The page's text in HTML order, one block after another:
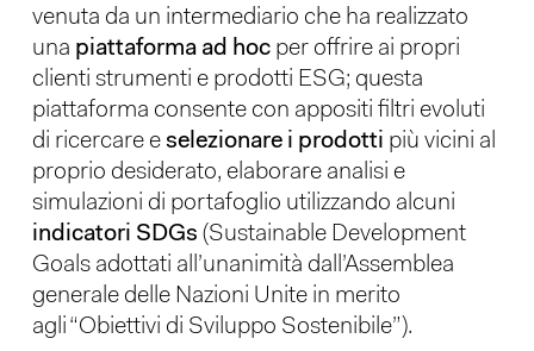
venuta da un intermediario che ha realizzato
una piattaforma ad hocper offrire ai propri
clienti strumenti e prodotti ESG; questa
piattaforma consente con appositi filtri evoluti
di ricercare e selezionare i prodotti più vicini al
proprio desiderato, elaborare analisi e
simulazioni di portafoglio utilizzando alcuni
indicatori SDGs (Sustainable Development
Goals adottati all’unanimità dall’Assemblea
generale delle Nazioni Unite in merito
agli “Obiettivi di Sviluppo Sostenibile”).